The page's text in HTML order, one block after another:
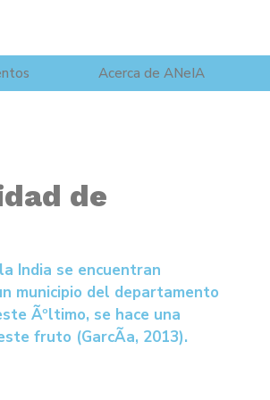
Acerca de ANeIA
de
India se encuentran
municipio del departamento
Ãºltimo, se hace una
fruto (GarcÃ­a, 2013).